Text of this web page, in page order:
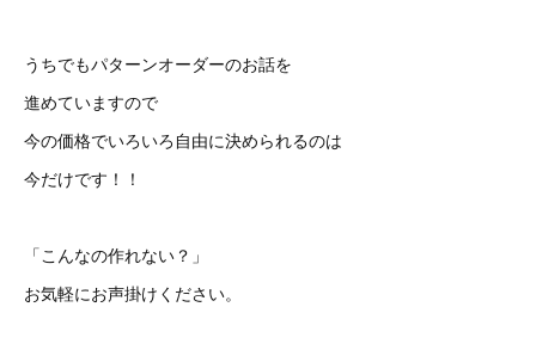
うちでもパターンオーダーのお話を
進めていますので
今の価格でいろいろ自由に決められるのは
今だけです！！
「こんなの作れない？」
お気軽にお声掛けください。